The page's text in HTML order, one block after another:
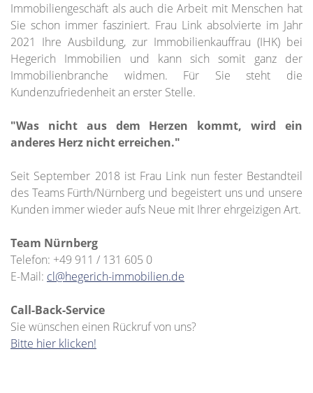
Immobiliengeschäft als auch die Arbeit mit Menschen hat
Sie schon immer fasziniert. Frau Link absolvierte im Jahr
2021 Ihre Ausbildung, zur Immobilienkauffrau (IHK) bei
Hegerich Immobilien und kann sich somit ganz der
Immobilienbranche widmen. Für Sie steht die
Kundenzufriedenheit an erster Stelle.
"Was nicht aus dem Herzen kommt, wird ein
anderes Herz nicht erreichen."
Seit September 2018 ist Frau Link nun fester Bestandteil
des Teams Fürth/Nürnberg und begeistert uns und unsere
Kunden immer wieder aufs Neue mit Ihrer ehrgeizigen Art.
Team Nürnberg
Telefon: +49 911 / 131 605 0
E-Mail: cl@hegerich-immobilien.de
Call-Back-Service
Sie wünschen einen Rückruf von uns?
Bitte hier klicken!